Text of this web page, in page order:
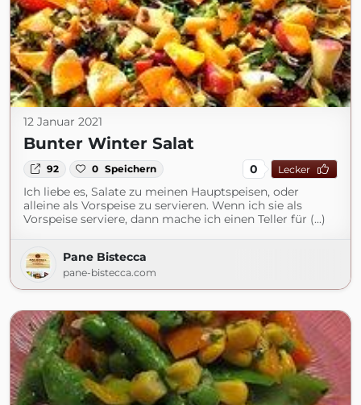
12 Januar 2021
Bunter Winter Salat
92 0 Speichern 0 Lecker
Ich liebe es, Salate zu meinen Hauptspeisen, oder
alleine als Vorspeise zu servieren. Wenn ich sie als
Vorspeise serviere, dann mache ich einen Teller für (...)
Pane Bistecca
pane-bistecca.com